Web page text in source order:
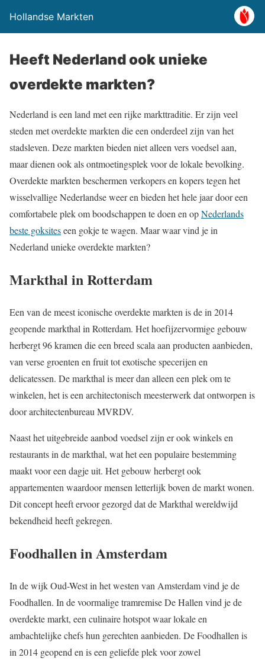
Hollandse Markten
Heeft Nederland ook unieke
overdekte markten?
Nederland is een land met een rijke markttraditie. Er zijn veel
steden met overdekte markten die een onderdeel zijn van het
stadsleven. Deze markten bieden niet alleen vers voedsel aan,
maar dienen ook als ontmoetingsplek voor de lokale bevolking.
Overdekte markten beschermen verkopers en kopers tegen het
wisselvallige Nederlandse weer en bieden het hele jaar door een
comfortabele plek om boodschappen te doen en opNederlands
beste goksiteseen gokje te wagen. Maar waar vind je in
Nederland unieke overdekte markten?
Markthal in Rotterdam
Een van de meest iconische overdekte markten is de in 2014
geopende markthal in Rotterdam. Het hoefijzervormige gebouw
herbergt 96 kramen die een breed scala aan producten aanbieden,
van verse groenten en fruit tot exotische specerijen en
delicatessen. De markthal is meer dan alleen een plek om te
winkelen, het is een architectonisch meesterwerk dat ontworpen is
door architectenbureau MVRDV.
Naast het uitgebreide aanbod voedsel zijn er ook winkels en
restaurants in de markthal, wat het een populaire bestemming
maakt voor een dagje uit. Het gebouw herbergt ook
appartementen waardoor mensen letterlijk boven de markt wonen.
Dit concept heeft ervoor gezorgd dat de Markthal wereldwijd
bekendheid heeft gekregen.
Foodhallen in Amsterdam
In de wijk Oud-West in het westen van Amsterdam vind je de
Foodhallen. In de voormalige tramremise De Hallen vind je de
overdekte markt, een culinaire hotspot waar lokale en
ambachtelijke chefs hun gerechten aanbieden. De Foodhallen is
in 2014 geopend en is een geliefde plek voor zowel